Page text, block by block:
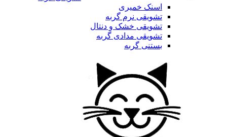
اسنک خمیری
تشویقی نرم گربه
تشویقی خشک و دنتال
تشویقی مدادی گربه
بستنی گربه